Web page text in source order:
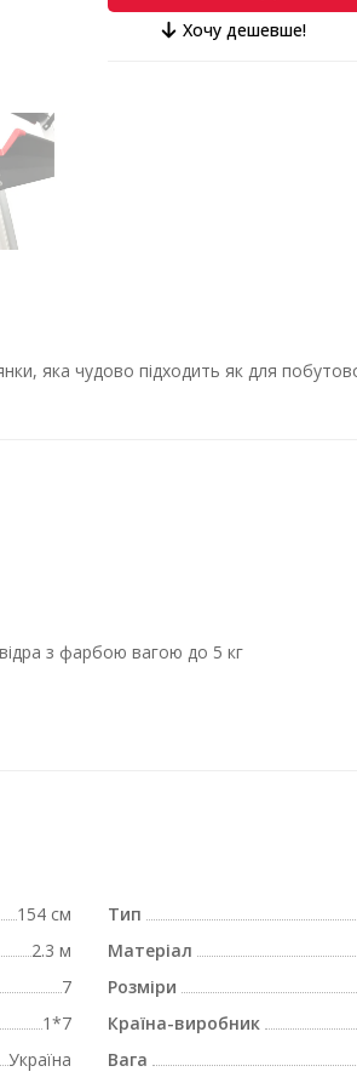
Хочу дешевше!
яка чудово підходить як для
з фарбою вагою до 5 кг
154 см
2.3 м
7
1*7
Україна
Тип
Матеріал
Розміри
Країна-виробник
Вага